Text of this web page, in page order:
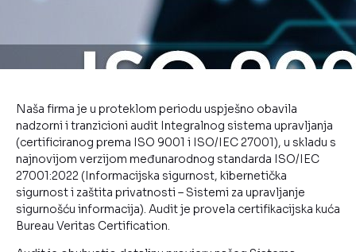
Naša firma je u proteklom periodu uspješno obavila
nadzorni i tranzicioni audit Integralnog sistema upravljanja
(certificiranog prema ISO 9001 i ISO/IEC 27001), u skladu s
najnovijom verzijom međunarodnog standarda ISO/IEC
27001:2022 (Informacijska sigurnost, kibernetička
sigurnost i zaštita privatnosti – Sistemi za upravljanje
sigurnošću informacija). Audit je provela certifikacijska kuća
Bureau Veritas Certification.